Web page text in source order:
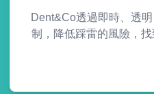
Dent&Co透過即時、透
制，降低踩雷的風險，找